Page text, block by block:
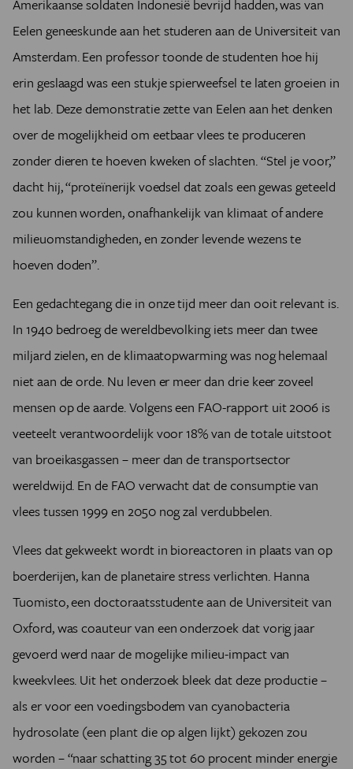
Amerikaanse soldaten Indonesië bevrijd hadden, was van
Eelen geneeskunde aan het studeren aan de Universiteit van
Amsterdam. Een professor toonde de studenten hoe hij
erin geslaagd was een stukje spierweefsel te laten groeien in
het lab. Deze demonstratie zette van Eelen aan het denken
over de mogelijkheid om eetbaar vlees te produceren
zonder dieren te hoeven kweken of slachten. “Stel je voor,”
dacht hij, “proteïnerijk voedsel dat zoals een gewas geteeld
zou kunnen worden, onafhankelijk van klimaat of andere
milieuomstandigheden, en zonder levende wezens te
hoeven doden”.
Een gedachtegang die in onze tijd meer dan ooit relevant is.
In 1940 bedroeg de wereldbevolking iets meer dan twee
miljard zielen, en de klimaatopwarming was nog helemaal
niet aan de orde. Nu leven er meer dan drie keer zoveel
mensen op de aarde. Volgens een FAO-rapport uit 2006 is
veeteelt verantwoordelijk voor 18% van de totale uitstoot
van broeikasgassen – meer dan de transportsector
wereldwijd. En de FAO verwacht dat de consumptie van
vlees tussen 1999 en 2050 nog zal verdubbelen.
Vlees dat gekweekt wordt in bioreactoren in plaats van op
boerderijen, kan de planetaire stress verlichten. Hanna
Tuomisto, een doctoraatsstudente aan de Universiteit van
Oxford, was coauteur van een onderzoek dat vorig jaar
gevoerd werd naar de mogelijke milieu-impact van
kweekvlees. Uit het onderzoek bleek dat deze productie –
als er voor een voedingsbodem van cyanobacteria
hydrosolate (een plant die op algen lijkt) gekozen zou
worden – “naar schatting 35 tot 60 procent minder energie